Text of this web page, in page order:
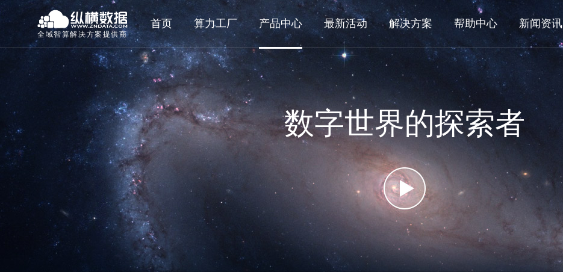
全域智算解决方案提供商
首页 算力工厂 产品中心 最新活动 解决方案 帮助中心 新闻资讯
数字世界的探索者